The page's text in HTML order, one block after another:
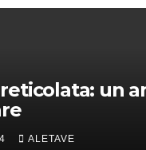
un
ALETAVE